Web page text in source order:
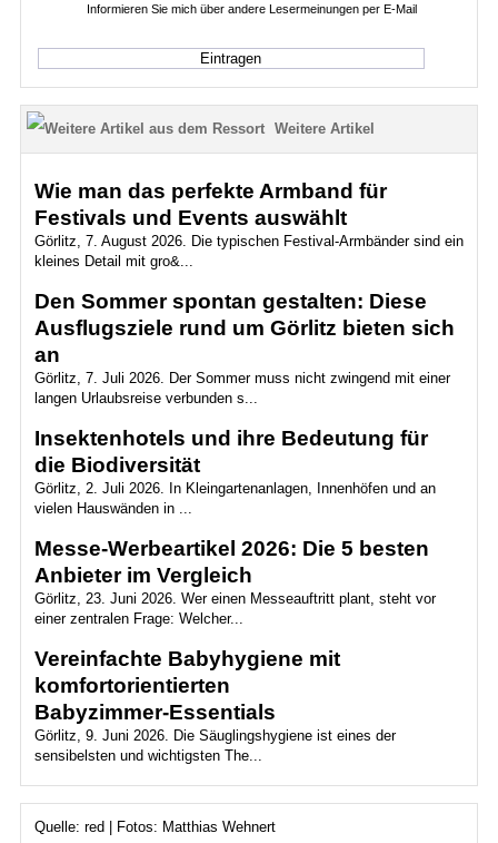
Informieren Sie mich über andere Lesermeinungen per E-Mail
Weitere Artikel
Wie man das perfekte Armband für
Festivals und Events auswählt
Görlitz, 7. August 2026. Die typischen Festival-Armbänder sind ein
kleines Detail mit gro&...
Den Sommer spontan gestalten: Diese
Ausflugsziele rund um Görlitz bieten sich
an
Görlitz, 7. Juli 2026. Der Sommer muss nicht zwingend mit einer
langen Urlaubsreise verbunden s...
Insektenhotels und ihre Bedeutung für
die Biodiversität
Görlitz, 2. Juli 2026. In Kleingartenanlagen, Innenhöfen und an
vielen Hauswänden in ...
Messe-Werbeartikel 2026: Die 5 besten
Anbieter im Vergleich
Görlitz, 23. Juni 2026. Wer einen Messeauftritt plant, steht vor
einer zentralen Frage: Welcher...
Vereinfachte Babyhygiene mit
komfortorientierten
Babyzimmer‑Essentials
Görlitz, 9. Juni 2026. Die Säuglingshygiene ist eines der
sensibelsten und wichtigsten The...
Quelle: red | Fotos: Matthias Wehnert